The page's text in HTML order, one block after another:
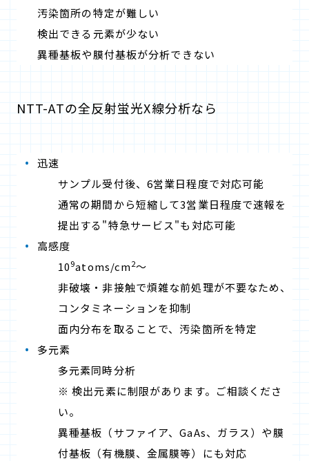
汚染箇所の特定が難しい
検出できる元素が少ない
異種基板や膜付基板が分析できない
NTT-ATの全反射蛍光X線分析なら
迅速
サンプル受付後、6営業日程度で対応可能
通常の期間から短縮して3営業日程度で速報を
提出する"特急サービス"も対応可能
高感度
109atoms/cm2～
非破壊・非接触で煩雑な前処理が不要なため、
コンタミネーションを抑制
面内分布を取ることで、汚染箇所を特定
多元素
多元素同時分析
※ 検出元素に制限があります。ご相談くださ
い。
異種基板（サファイア、GaAs、ガラス）や膜
付基板（有機膜、金属膜等）にも対応